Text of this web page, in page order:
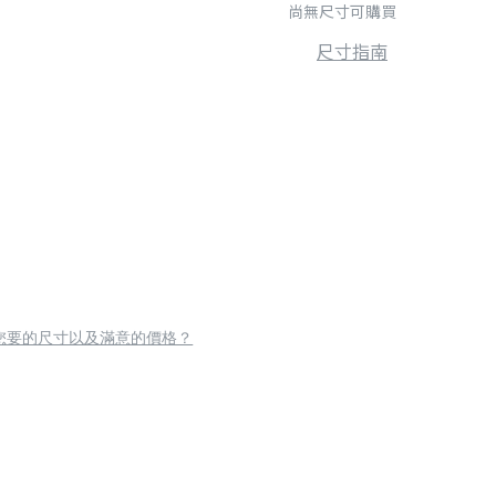
尚無尺寸可購買
尺寸指南
要的尺寸以及滿意的價格？